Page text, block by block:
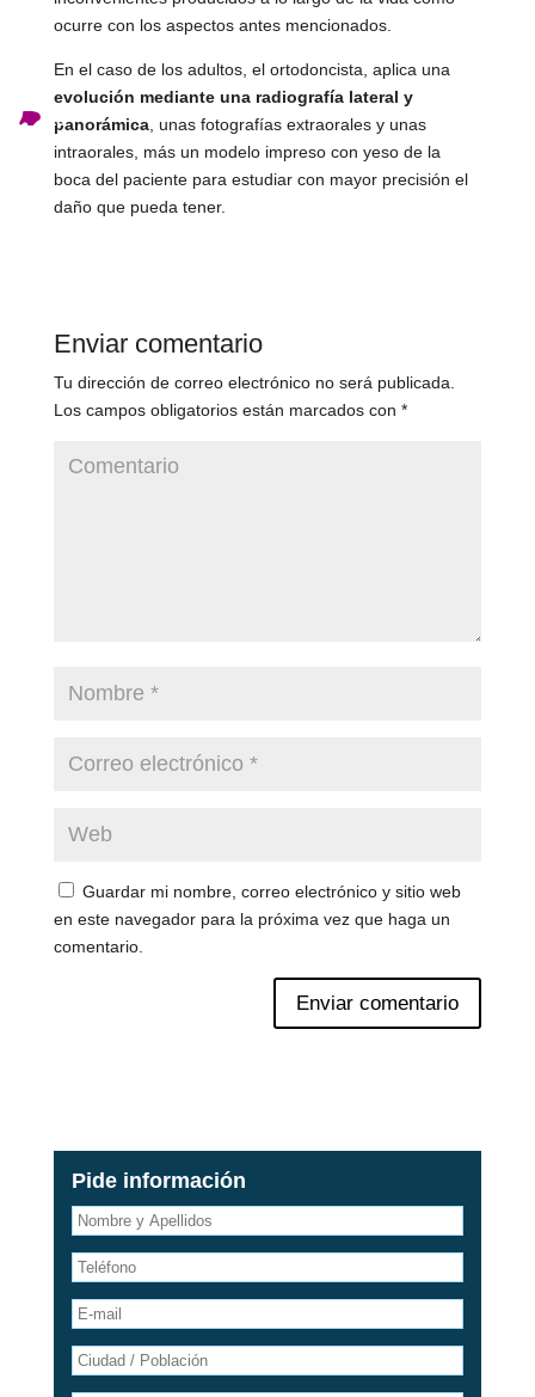
ES
ocurre con los aspectos antes mencionados.
En el caso de los adultos, el ortodoncista, aplica una
evolución mediante una radiografía lateral y
panorámica, unas fotografías extraorales y unas
intraorales, más un modelo impreso con yeso de la
boca del paciente para estudiar con mayor precisión el
daño que pueda tener.
Enviar comentario
Tu dirección de correo electrónico no será publicada.
Los campos obligatorios están marcados con *
Guardar mi nombre, correo electrónico y sitio web
en este navegador para la próxima vez que haga un
comentario.
Pide información